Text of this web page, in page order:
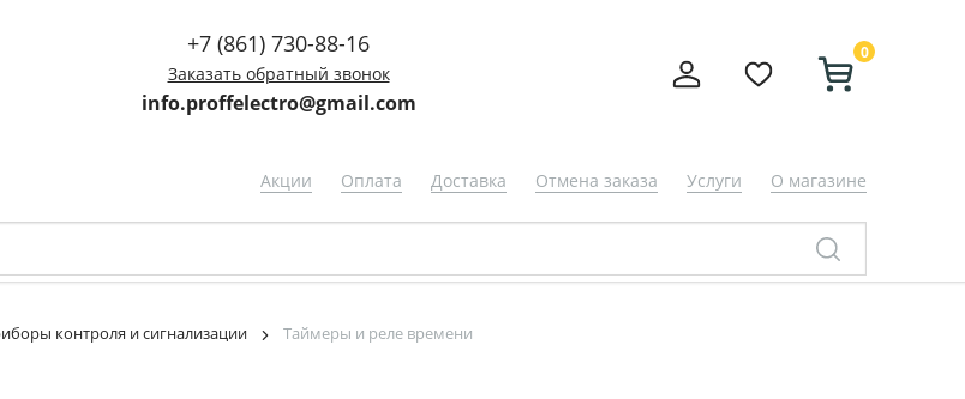
+7 (861) 730-88-16
Заказать обратный звонок
info.proffelectro@gmail.com
0
Акции Оплата Доставка Отмена заказа Услуги О магазине
контроля и сигнализации Таймеры и реле времени